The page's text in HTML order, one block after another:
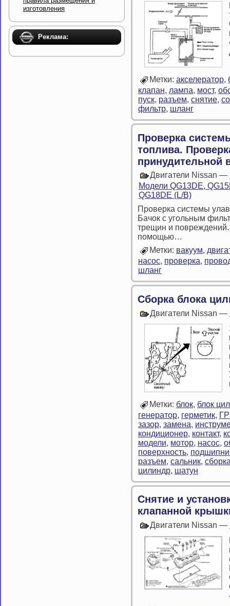
изготовления
Реклама:
Метки: акселератор,
клапан, лампа, мост,
пуск, разъем, снятие,
фильтр, шланг
Проверка
топлива.
принудительной
Двигатели Nissan —
Модели QG13DE,
QG18DE (L/B)
Проверка системы
Бачок с угольным
трещин и повреждений.
помощью…
Метки: вакуум,
насос, проверка,
шланг
Сборка блока
Двигатели Nissan —
Метки: блок, блок
генератор, герметик,
зазор, замена,
кондиционер, контакт,
модели, мотор, насос,
поверхность,
разъем, сальник,
цилиндр, шатун
Снятие и
клапанной
Двигатели Nissan —